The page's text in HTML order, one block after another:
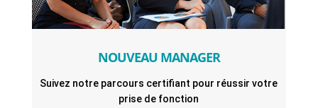
NOUVEAU MANAGER
Suivez notre parcours certifiant pour réussir votre
prise de fonction